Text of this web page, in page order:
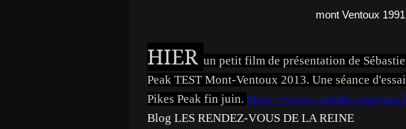
HIER un petit film de présentation de
Peak TEST Mont-Ventoux 2013. Une séance
Pikes Peak fin juin. https://www.youtube.com/
Blog LES RENDEZ-VOUS DE LA REINE